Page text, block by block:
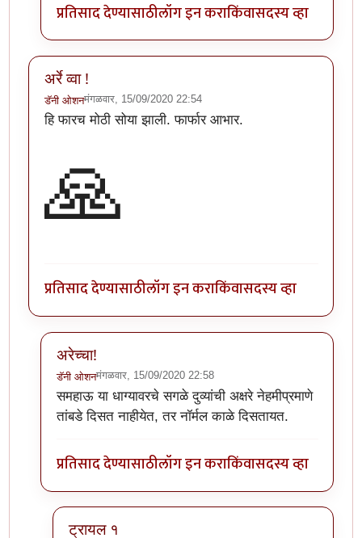
प्रतिसाद देण्यासाठीलॉग इन कराकिंवासदस्य व्हा
अर्रे व्वा !
डॅनी ओशनमंगळवार, 15/09/2020 22:54
हि फारच मोठी सोया झाली. फार्फार आभार.
🙏
प्रतिसाद देण्यासाठीलॉग इन कराकिंवासदस्य व्हा
अरेच्चा!
डॅनी ओशनमंगळवार, 15/09/2020 22:58
In reply toअर्रे व्वा ! byडॅनी ओशन
समहाऊ या धाग्यावरचे सगळे दुव्यांची अक्षरे नेहमीप्रमाणे
तांबडे दिसत नाहीयेत, तर नॉर्मल काळे दिसतायत.
प्रतिसाद देण्यासाठीलॉग इन कराकिंवासदस्य व्हा
ट्रायल १